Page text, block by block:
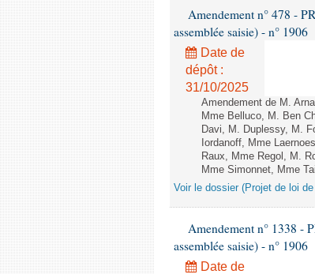
Amendement n° 478 -
assemblée saisie) - n° 1906
Date de
dépôt :
31/10/2025
Amendement de M.
Mme Belluco, M. Ben
Davi, M. Duplessy, M.
Iordanoff, Mme
Raux, Mme Regol, M.
Mme Simonnet, Mme
Voir le dossier (Projet de loi
Amendement n° 1338 -
assemblée saisie) - n° 1906
Date de